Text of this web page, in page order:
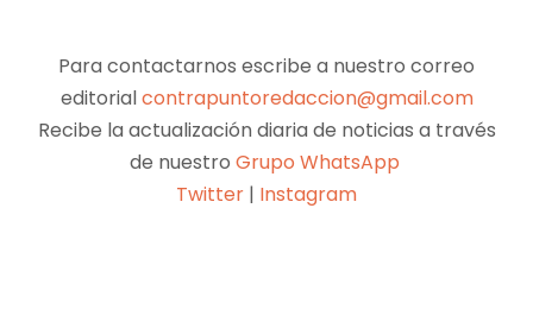
Para contactarnos escribe a nuestro correo
editorialcontrapuntoredaccion@gmail.com
Recibe la actualización diaria de noticias a través
de nuestro Grupo WhatsApp
Twitter | Instagram